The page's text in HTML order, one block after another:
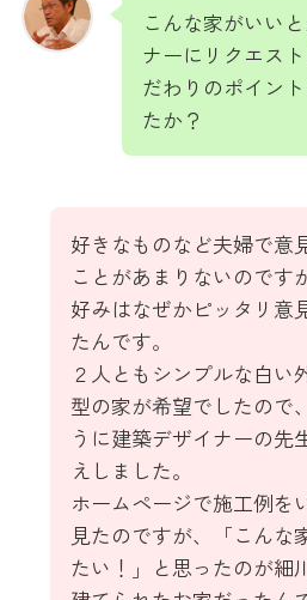
こんな家がいい
ナーにリクエス
だわりのポイン
たか？
好きなものなど夫婦で意
ことがあまりないのです
好みはなぜかピッタリ意
たんです。
２人ともシンプルな白い
型の家が希望でしたので
うに建築デザイナーの先
えしました。
ホームページで施工例を
見たのですが、「こんな
たい！」と思ったのが細